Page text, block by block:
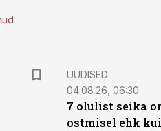
UUDISED
04.08.26, 06:30
7 olulist seika
ostmisel ehk